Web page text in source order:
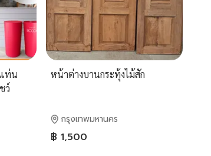
ท่น
ว์
หน้าต่างบานกระทุ้งไม้สัก
กรุงเทพมหานคร
฿ 1,500